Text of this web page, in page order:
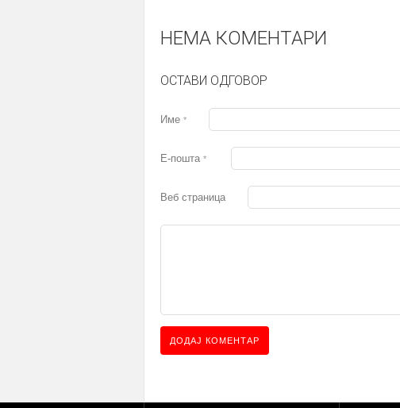
НЕМА КОМЕНТАРИ
ОСТАВИ ОДГОВОР
Име *
Е-пошта *
Веб страница